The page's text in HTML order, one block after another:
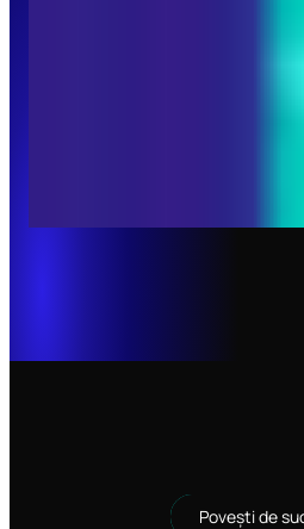
Povești de